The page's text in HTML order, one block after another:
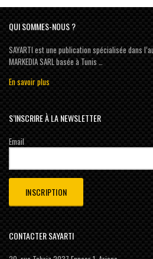
QUI SOMMES-NOUS ?
SAYARTI est une publication spécialisée dans
MARKEDIA SARL basée à Tunis …
En savoir plus
S’INSCRIRE À LA NEWSLETTER
Email
CONTACTER SAYARTI